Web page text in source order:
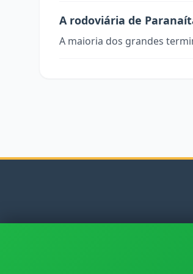
A rodoviária de
A maioria dos grandes